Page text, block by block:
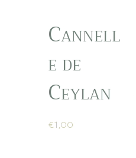
Cannell
e de
Ceylan
€1,00